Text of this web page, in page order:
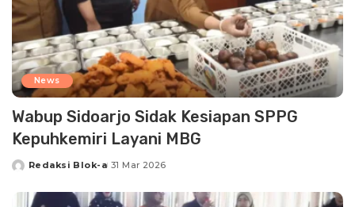
News
Wabup Sidoarjo Sidak Kesiapan SPPG
Kepuhkemiri Layani MBG
Posted
Redaksi Blok-a 31 Mar 2026